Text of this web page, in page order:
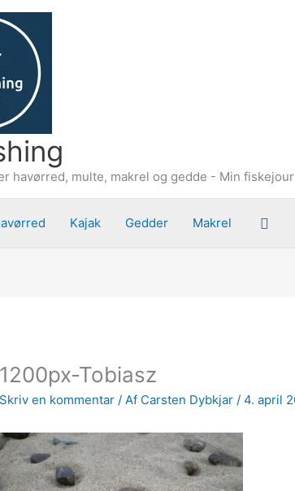
havørred, multe, makrel og gedde - Min
Kajak Gedder Makrel Søg
1200px-Tobiasz
Skriv en kommentar / Af Carsten Dybkjar/4. april